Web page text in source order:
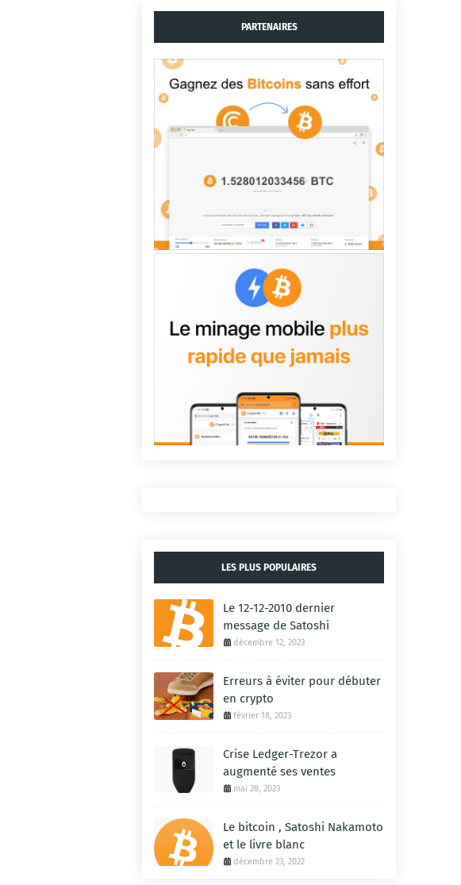
PARTENAIRES
LES PLUS POPULAIRES
Le 12-12-2010 dernier
message de Satoshi
décembre 12, 2023
Erreurs à éviter pour débuter
en crypto
février 18, 2023
Crise Ledger-Trezor a
augmenté ses ventes
mai 28, 2023
Le bitcoin , Satoshi Nakamoto
et le livre blanc
décembre 23, 2022